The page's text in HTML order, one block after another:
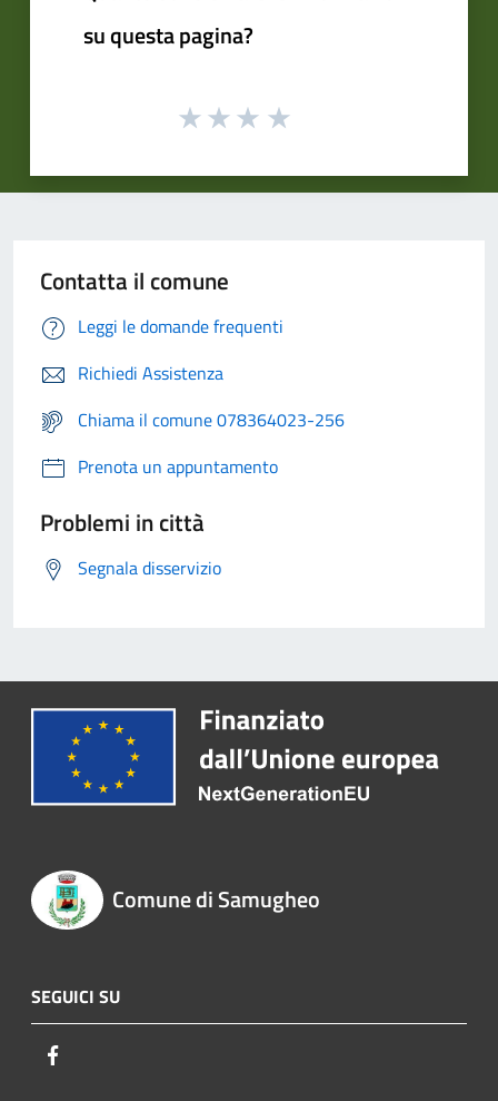
su questa pagina?
Contatta il comune
Leggi le domande frequenti
Richiedi Assistenza
Chiama il comune 078364023-256
Prenota un appuntamento
Problemi in città
Segnala disservizio
Comune di Samugheo
SEGUICI SU